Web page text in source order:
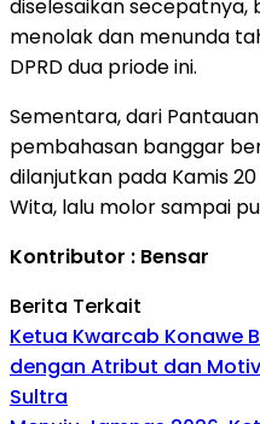
diselesaikan secepatnya,
menolak dan menunda
DPRD dua priode ini.
Sementara, dari
pembahasan banggar
dilanjutkan pada Kamis
Wita, lalu molor sampai
Kontributor : Bensar
Berita Terkait
Ketua Kwarcab Konawe
dengan Atribut dan
Sultra